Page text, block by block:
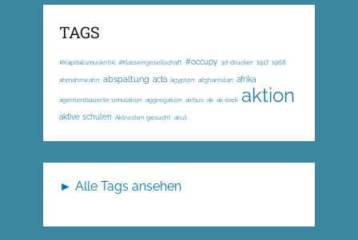
TAGS
#Kapitalismuskritik; #Klassengesellschaft #occupy 3d-drucker 1917 1968
abmahnwahn abspaltung acta ägypten afghanistan afrika
agentenbasierte simulation aggregation airbus ak ak-loek aktion
aktive schulen Aktivisten gesucht akut
► Alle Tags ansehen